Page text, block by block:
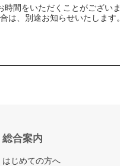
間をいただくことがござ
は、別途お知らせいたしま
総合案内
はじめての方へ